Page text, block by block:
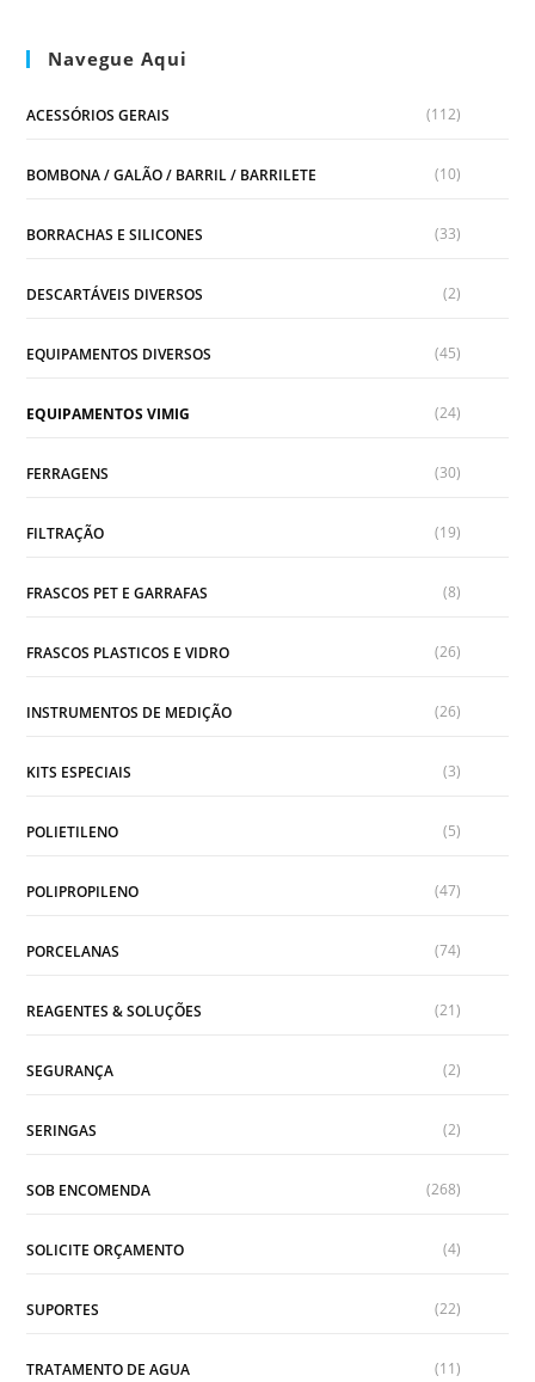
Navegue Aqui
ACESSÓRIOS GERAIS (112)
BOMBONA / GALÃO / BARRIL / BARRILETE (10)
BORRACHAS E SILICONES (33)
DESCARTÁVEIS DIVERSOS (2)
EQUIPAMENTOS DIVERSOS (45)
EQUIPAMENTOS VIMIG (24)
FERRAGENS (30)
FILTRAÇÃO (19)
FRASCOS PET E GARRAFAS (8)
FRASCOS PLASTICOS E VIDRO (26)
INSTRUMENTOS DE MEDIÇÃO (26)
KITS ESPECIAIS (3)
POLIETILENO (5)
POLIPROPILENO (47)
PORCELANAS (74)
REAGENTES & SOLUÇÕES (21)
SEGURANÇA (2)
SERINGAS (2)
SOB ENCOMENDA (268)
SOLICITE ORÇAMENTO (4)
SUPORTES (22)
TRATAMENTO DE AGUA (11)